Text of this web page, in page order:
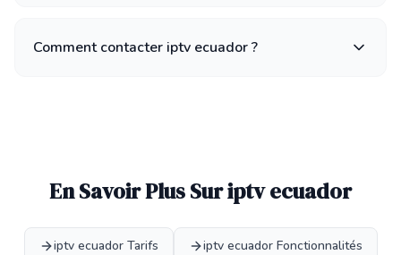
Comment contacter iptv ecuador ?
En Savoir Plus Sur iptv ecuador
iptv ecuador Tarifs iptv ecuador Fonctionnalités